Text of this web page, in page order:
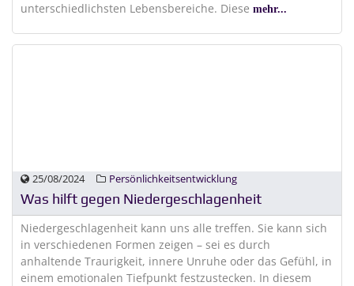
unterschiedlichsten Lebensbereiche. Diese mehr...
25/08/2024 Persönlichkeitsentwicklung
Was hilft gegen Niedergeschlagenheit
Niedergeschlagenheit kann uns alle treffen. Sie kann sich
in verschiedenen Formen zeigen – sei es durch
anhaltende Traurigkeit, innere Unruhe oder das Gefühl, in
einem emotionalen Tiefpunkt festzustecken. In diesem